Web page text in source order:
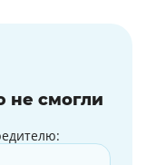
не смогли